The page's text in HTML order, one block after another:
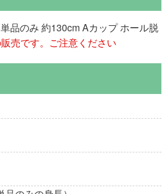
品のみ 約130cm Aカップ ホール脱
売です。ご注意ください